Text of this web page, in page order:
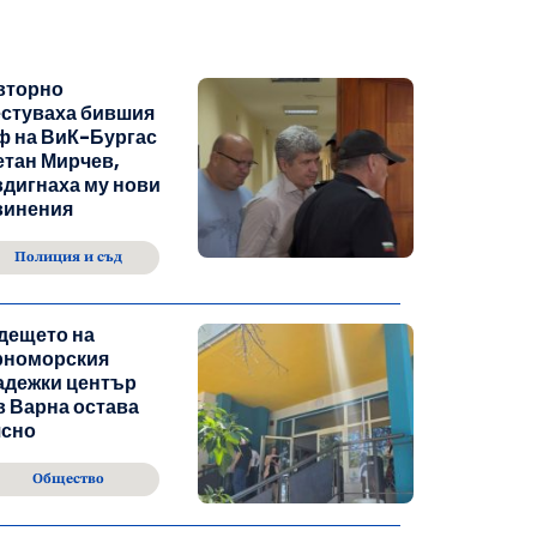
бившия
на ВиК-Бургас
Мирчев,
му нови
Полиция и съд
на
център
Варна остава
Общество